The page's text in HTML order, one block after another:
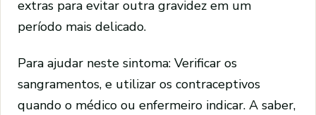
extras para evitar outra gravidez em um
período mais delicado.
Para ajudar neste sintoma: Verificar os
sangramentos, e utilizar os contraceptivos
quando o médico ou enfermeiro indicar. A saber,